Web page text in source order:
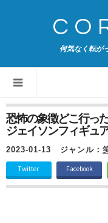
何気なく転が
恐怖の象徴どこ行っ
ジェイソンフィギュ
2023-01-13 ジャンル：
Twitter Facebook